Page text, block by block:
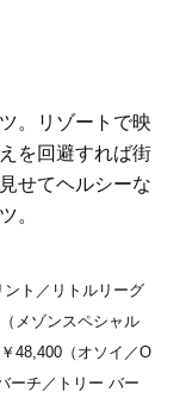
。リゾートで映
を回避すれば街
せてヘルシーな
。
ト／リトルリーグ
メゾンスペシャル
48,400（オソイ／O
ーチ／トリー バー